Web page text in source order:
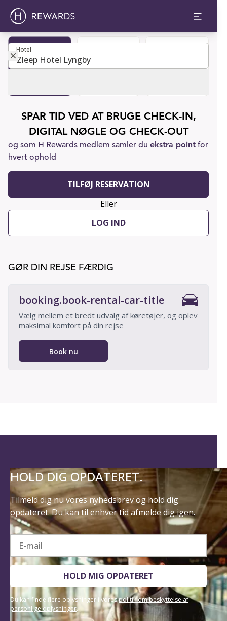
Hotel
Hotel
SPAR TID VED AT BRUGE CHECK-IN,
DIGITAL NØGLE OG CHECK-OUT
og som H Rewards medlem samler du ekstra point for
hvert ophold
TILFØJ RESERVATION
Eller
LOG IND
GØR DIN REJSE FÆRDIG
booking.book-rental-car-title
Vælg mellem et bredt udvalg af køretøjer, og oplev
maksimal komfort på din rejse
Book nu
HOLD DIG OPDATERET.
Tilmeld dig nu vores nyhedsbrev og hold dig
opdateret. Du kan til enhver tid afmelde dig igen.
E-mail
HOLD MIG OPDATERET
Du kan finde flere oplysninger i vorespolitik om beskyttelse af
personlige oplysninger.